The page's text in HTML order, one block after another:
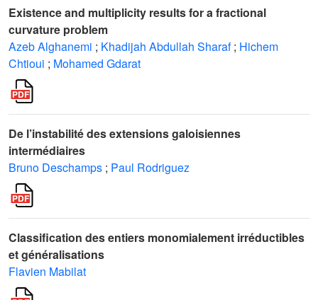
Existence and multiplicity results for a fractional
curvature problem
Azeb Alghanemi ; Khadijah Abdullah Sharaf ; Hichem
Chtioui ; Mohamed Gdarat
De l’instabilité des extensions galoisiennes
intermédiaires
Bruno Deschamps ; Paul Rodriguez
Classification des entiers monomialement irréductibles
et généralisations
Flavien Mabilat